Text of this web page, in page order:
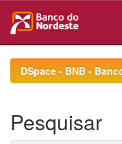
navigationDSpace - BNB -
Pesquisar